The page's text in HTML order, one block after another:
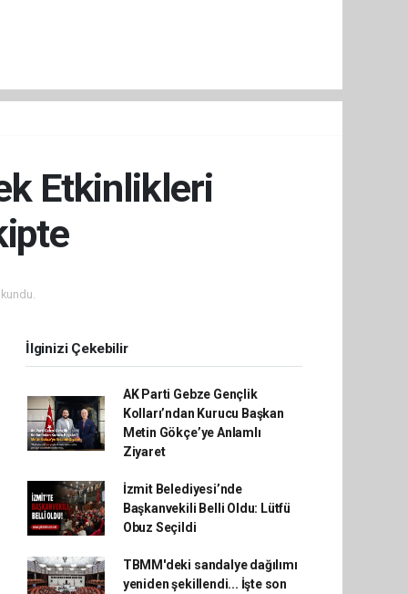
Etkinlikleri
İlginizi Çekebilir
AK Parti Gebze Gençlik
Kolları’ndan Kurucu Başkan
Metin Gökçe’ye Anlamlı
Ziyaret
İzmit Belediyesi’nde
Başkanvekili Belli Oldu: Lütfü
Obuz Seçildi
TBMM'deki sandalye dağılımı
yeniden şekillendi... İşte son